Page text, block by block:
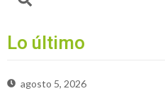
Lo último
agosto 5, 2026